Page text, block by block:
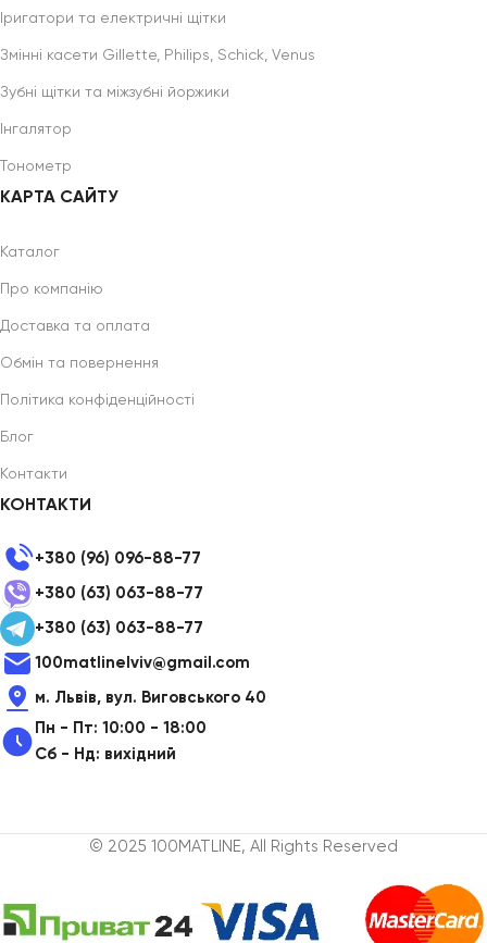
Іригатори та електричні щітки
Змінні касети Gillette, Philips, Schick, Venus
Зубні щітки та міжзубні йоржики
Інгалятор
Тонометр
КАРТА САЙТУ
Каталог
Про компанію
Доставка та оплата
Обмін та повернення
Політика конфіденційності
Блог
Контакти
КОНТАКТИ
+380 (96) 096-88-77
+380 (63) 063-88-77
+380 (63) 063-88-77
100matlinelviv@gmail.com
м. Львів, вул. Виговського 40
Пн - Пт: 10:00 - 18:00
Сб - Нд: вихідний
© 2025 100MATLINE, All Rights Reserved